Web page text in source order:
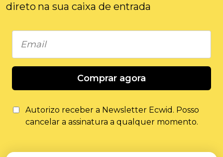
direto na sua caixa de entrada
Comprar agora
Autorizo ​​receber a Newsletter Ecwid. Posso
cancelar a assinatura a qualquer momento.